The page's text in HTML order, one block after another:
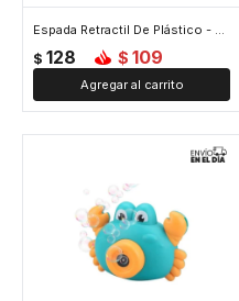
Espada Retractil De Plástico - Celeste
$ 128 $ 109